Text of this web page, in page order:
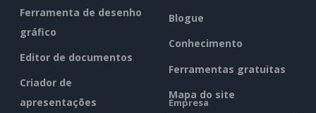
Ferramenta de desenho
gráfico
Editor de documentos
Criador de
apresentações
Blogue
Conhecimento
Ferramentas gratuitas
Mapa do site
Empresa